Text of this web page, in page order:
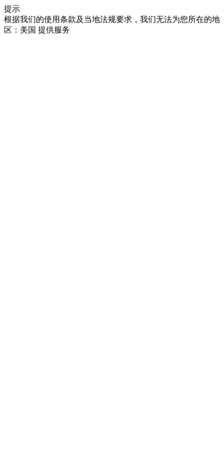
提示
根据我们的使用条款及当地法规要求，我们无法为您所在的地
区：美国 提供服务